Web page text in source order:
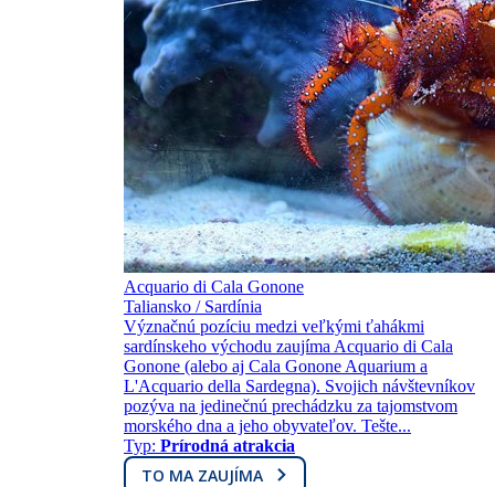
Acquario di Cala Gonone
Taliansko / Sardínia
Význačnú pozíciu medzi veľkými ťahákmi
sardínskeho východu zaujíma Acquario di Cala
Gonone (alebo aj Cala Gonone Aquarium a
L'Acquario della Sardegna). Svojich návštevníkov
pozýva na jedinečnú prechádzku za tajomstvom
morského dna a jeho obyvateľov. Tešte...
Typ: Prírodná atrakcia
TO MA ZAUJÍMA